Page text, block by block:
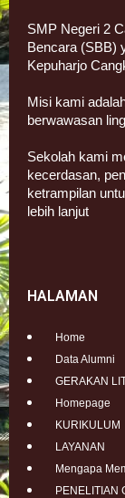
SMP Negeri 2
Bencara (SBB)
Kepuharjo
Misi kami
berwawasan
Sekolah kami
kecerdasan,
ketrampilan
lebih lanjut
HALAMAN
Home
Data Alumni
GERAKAN
Homepage
KURIKULUM
LAYANAN
Mengapa
PENELITIAN